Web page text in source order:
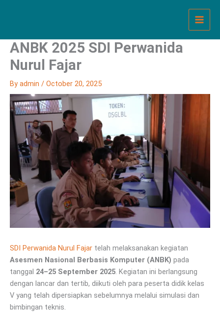
ANBK 2025 SDI Perwanida
Nurul Fajar
By admin / October 20, 2025
SDI Perwanida Nurul Fajar telah melaksanakan kegiatan
Asesmen Nasional Berbasis Komputer (ANBK) pada
tanggal 24–25 September 2025. Kegiatan ini berlangsung
dengan lancar dan tertib, diikuti oleh para peserta didik kelas
V yang telah dipersiapkan sebelumnya melalui simulasi dan
bimbingan teknis.